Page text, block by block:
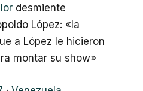
desmiente
López: «la
a López le hicieron
montar su show»